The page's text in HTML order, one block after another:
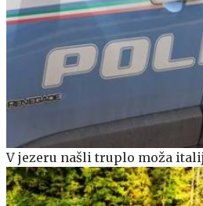
V jezeru našli truplo moža